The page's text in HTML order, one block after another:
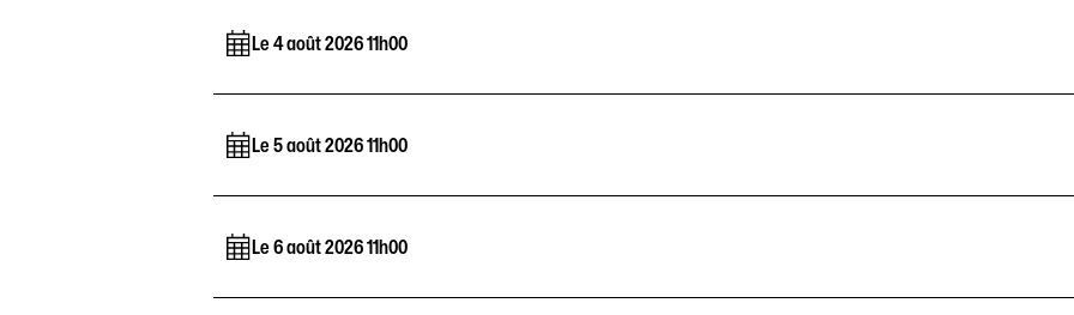
Le 4 août 2026 11h00
Le 5 août 2026 11h00
Le 6 août 2026 11h00